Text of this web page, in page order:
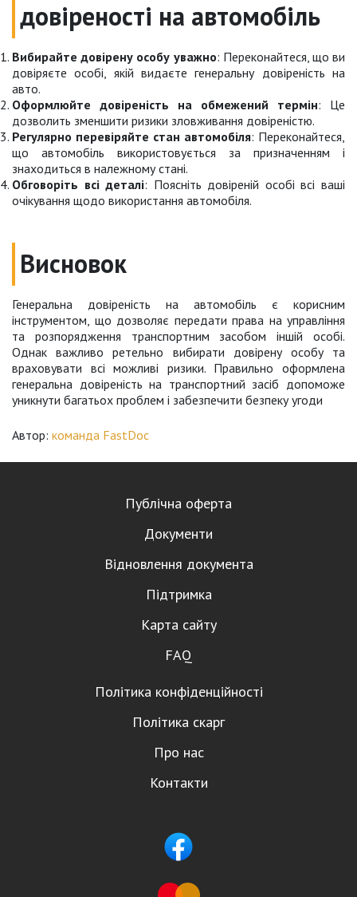
довіреності на автомобіль
Вибирайте довірену особу уважно: Переконайтеся, що ви
довіряєте особі, якій видаєте генеральну довіреність на
авто.
Оформлюйте довіреність на обмежений термін: Це
дозволить зменшити ризики зловживання довіреністю.
Регулярно перевіряйте стан автомобіля: Переконайтеся,
що автомобіль використовується за призначенням і
знаходиться в належному стані.
Обговоріть всі деталі: Поясніть довіреній особі всі ваші
очікування щодо використання автомобіля.
Висновок
Генеральна довіреність на автомобіль є корисним
інструментом, що дозволяє передати права на управління
та розпорядження транспортним засобом іншій особі.
Однак важливо ретельно вибирати довірену особу та
враховувати всі можливі ризики. Правильно оформлена
генеральна довіреність на транспортний засіб допоможе
уникнути багатьох проблем і забезпечити безпеку угоди
Автор: команда FastDoc
Публічна оферта
Документи
Відновлення документа
Підтримка
Карта сайту
FAQ
Політика конфіденційності
Політика скарг
Про нас
Контакти